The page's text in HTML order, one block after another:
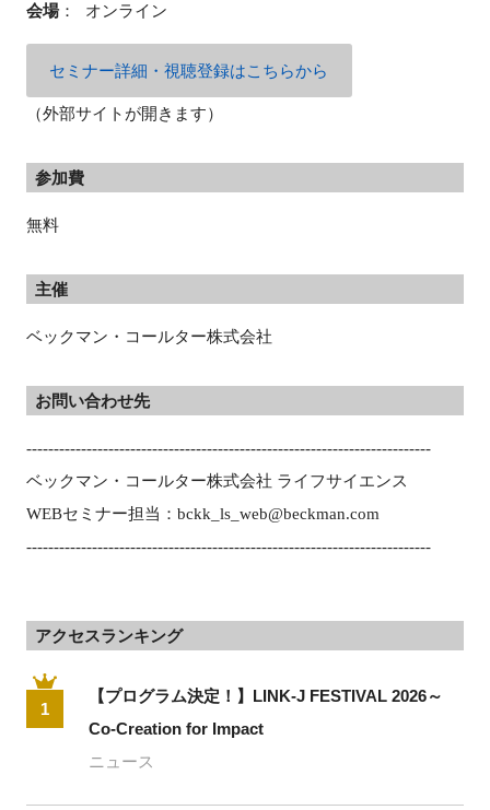
会場： オンライン
セミナー詳細・視聴登録はこちらから
（外部サイトが開きます）
参加費
無料
主催
ベックマン・コールター株式会社
お問い合わせ先
--------------------------------------------------------------------------
ベックマン・コールター株式会社 ライフサイエンス
WEBセミナー担当： bckk_ls_web@beckman.com
--------------------------------------------------------------------------
アクセスランキング
1
【プログラム決定！】LINK-J FESTIVAL 2026～
Co-Creation for Impact
ニュース